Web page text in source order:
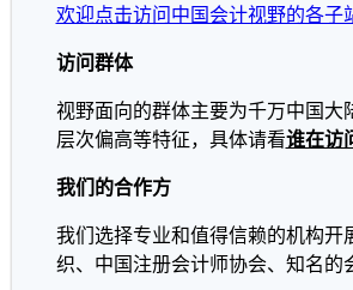
欢迎点击访问中国会计视野的各子
访问群体
视野面向的群体主要为千万中国
层次偏高等特征，具体请看谁在
我们的合作方
我们选择专业和值得信赖的机构
织、中国注册会计师协会、知名